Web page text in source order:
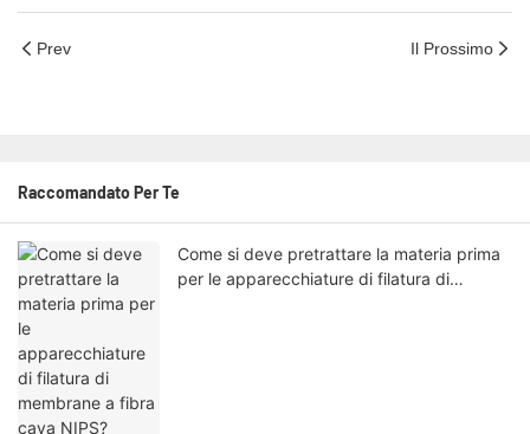
Prev Il Prossimo
Raccomandato Per Te
Come si deve pretrattare la materia prima
per le apparecchiature di filatura di